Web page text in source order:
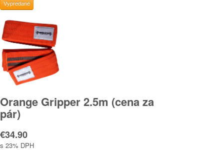
Orange Gripper 2.5m (cena za
pár)
€34.90
s 23% DPH